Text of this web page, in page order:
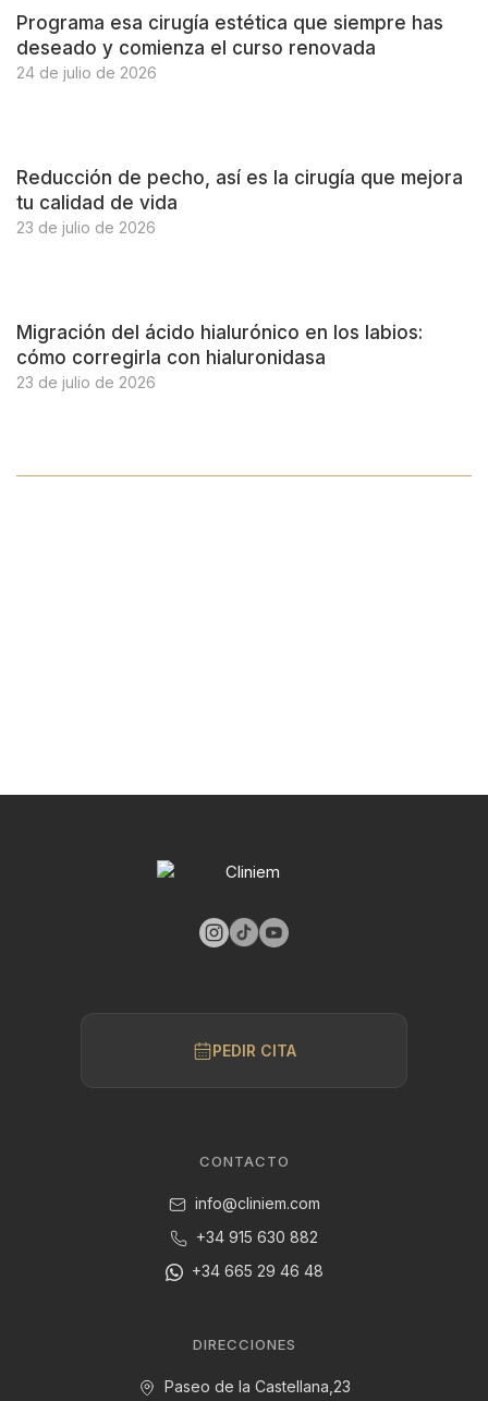
Programa esa cirugía estética que siempre has
deseado y comienza el curso renovada
24 de julio de 2026
Reducción de pecho, así es la cirugía que mejora
tu calidad de vida
23 de julio de 2026
Migración del ácido hialurónico en los labios:
cómo corregirla con hialuronidasa
23 de julio de 2026
PEDIR CITA
CONTACTO
info@cliniem.com
+34 915 630 882
+34 665 29 46 48
DIRECCIONES
Paseo de la Castellana,23